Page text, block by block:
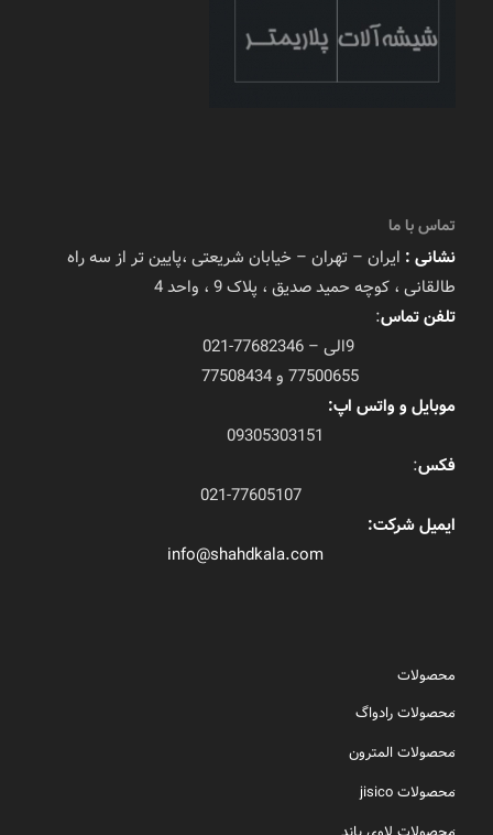
تماس با ما
نشانی : ایران – تهران – خیابان شریعتی ،پایین تر از سه راه
طالقانی ، کوچه حمید صدیق ، پلاک 9 ، واحد 4
تلفن تماس:
موبایل و واتس اپ:
فکس:
ایمیل شرکت:
info@shahdkala.com
محصولات
محصولات رادواگ
محصولات المترون
محصولات jisico